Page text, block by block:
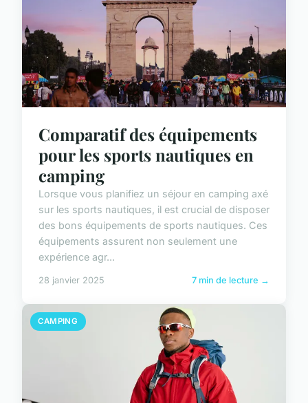
Comparatif des équipements
pour les sports nautiques en
camping
Lorsque vous planifiez un séjour en camping axé
sur les sports nautiques, il est crucial de disposer
des bons équipements de sports nautiques. Ces
équipements assurent non seulement une
expérience agr...
28 janvier 2025 7 min de lecture →
CAMPING